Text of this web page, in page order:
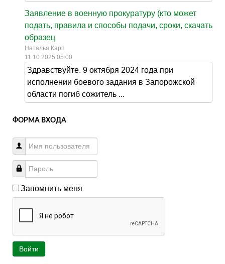
Заявление в военную прокуратуру (кто может
подать, правила и способы подачи, сроки, скачать
образец
Наталья Карп
11.10.2025 05:00
Здравствуйте. 9 октября 2024 года при
исполнении боевого задания в Запорожской
области погиб сожитель ...
ФОРМА ВХОДА
Запомнить меня
Войти